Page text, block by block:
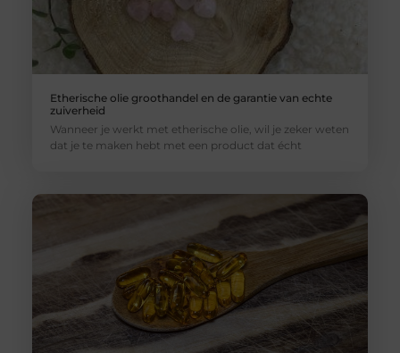
Etherische olie groothandel en de garantie van echte
zuiverheid
Wanneer je werkt met etherische olie, wil je zeker weten
dat je te maken hebt met een product dat écht